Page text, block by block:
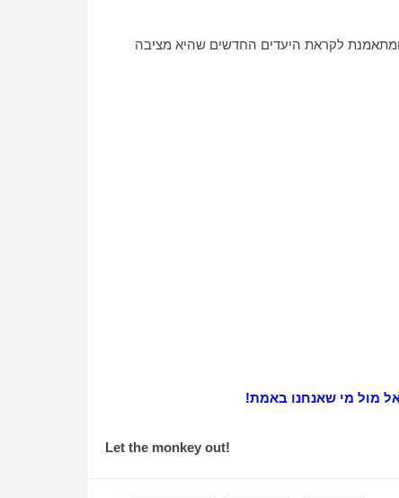
ומתאמנת לקראת היעדים החדשים שהיא מציבה
מול מי שאנחנו באמת!
!
Let the monkey out